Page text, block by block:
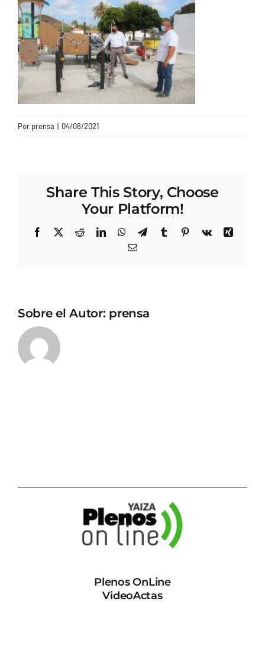
CONTACTO
Por prensa | 04/08/2021
Share This Story, Choose
Your Platform!
Facebook
X RedditLinkedInWhatsApp
TelegramTumblrPinterest
Vk
Xing
Correo
Sobre el Autor: prensa
Plenos OnLine
VideoActas